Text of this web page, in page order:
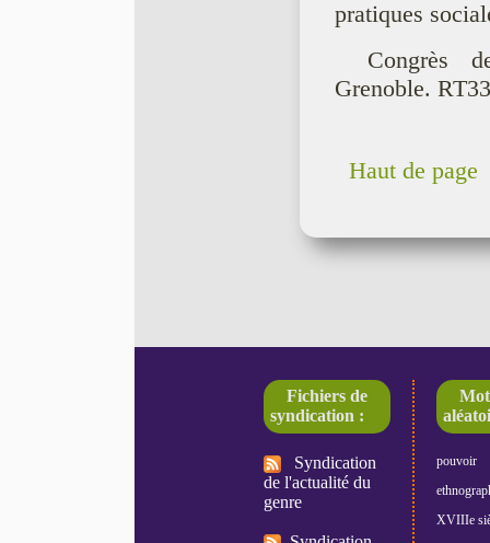
pratiques
Congrès
Grenoble.
Haut de page
Fichiers de
syndication :
Syndication
de l'actualité du
genre
pouvoir
XVIIIe